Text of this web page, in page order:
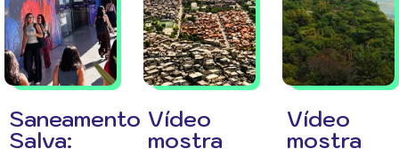
Saneamento
Salva:
Vídeo
mostra
Vídeo
mostra